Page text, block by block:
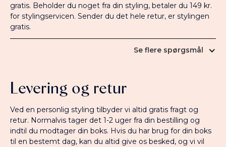
Log ind på din profil med din e-mail og
adgangskode. PåMin side kan du nemt bestille en
personlig styling, når det passer dig. Ellers følger vi
den stylingsfrekvens du har sat.
din boks. Vi sender dig en sms med et link, hvor du
feedback, så vi kan tilpasse udvalget. Husk at give
din feedback inden for 48 timer, så vi kan nå at
justere.
gratis. Beholder du noget fra din styling, betaler du 149 kr.
for stylingservicen. Sender du det hele retur, er stylingen
gratis.
Se flere spørgsmål
Det koster ikke noget at få stylingen sendt hjem.
Du betaler ikke på forhånd, og levering, retur og
ombytning er gratis. Beholder du noget fra din
styling, betaler du 149 kr. for stylingservicen. Sender
du det hele retur, er stylingen gratis.
Levering og retur
Ved en personlig styling tilbyder vi altid gratis fragt og
retur. Normalvis tager det 1-2 uger fra din bestilling og
indtil du modtager din boks. Hvis du har brug for din boks
til en bestemt dag, kan du altid give os besked, og vi vil